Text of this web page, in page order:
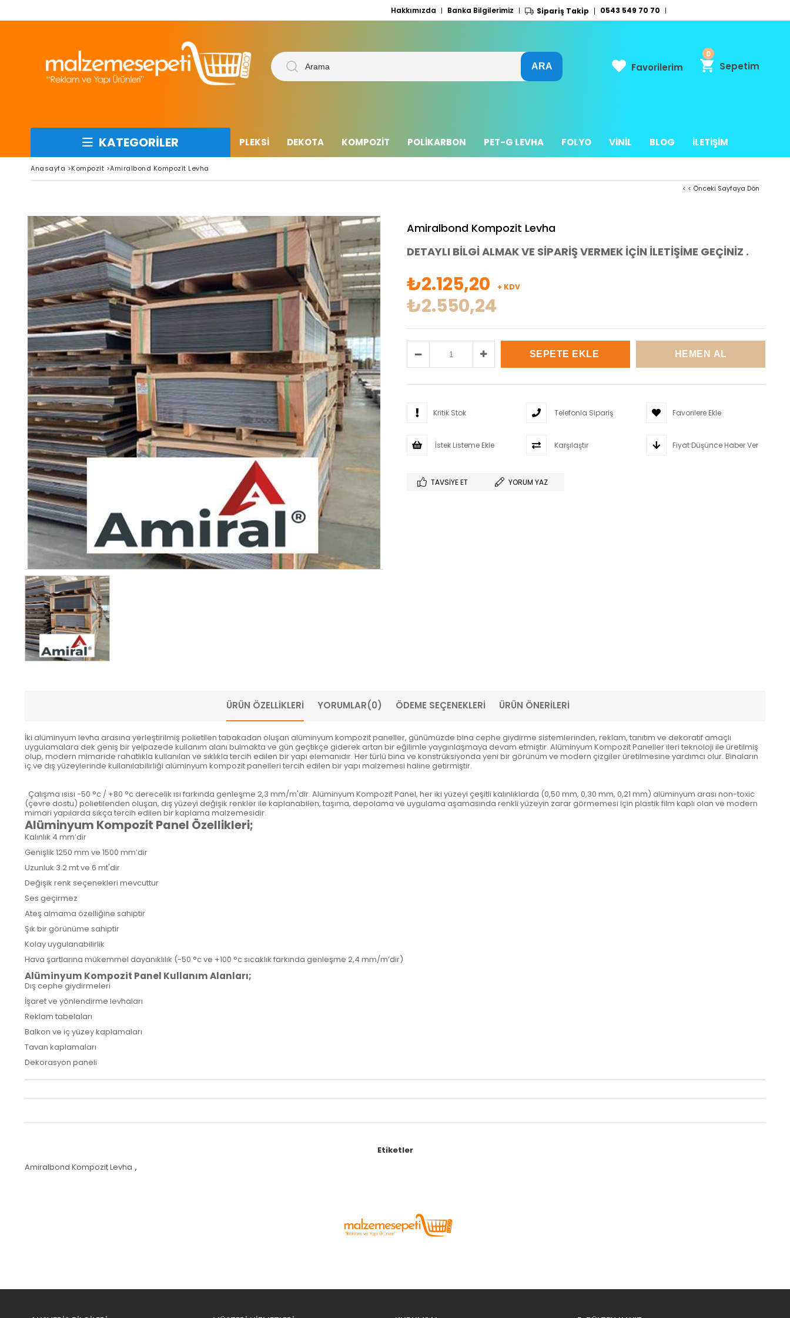
Hakkımızda Banka Bilgilerimiz Sipariş Takip 0543 549 70 70
Sepetim
0
KATEGORİLER PLEKSİ DEKOTA KOMPOZİT POLİKARBON PET-G LEVHA FOLYO VİNİL BLOG İLETİŞİM
Favorilerim
Anasayfa >Kompozit >Amiralbond Kompozit Levha
< < Önceki Sayfaya Dön
Amiralbond Kompozit Levha
DETAYLI BİLGİ ALMAK VE SİPARİŞ VERMEK İÇİN İLETİŞİME GEÇİNİZ .
₺2.125,20 + KDV
₺2.550,24
Kritik Stok Telefonla Sipariş Favorilere Ekle
İstek Listeme Ekle Karşılaştır Fiyat Düşünce Haber Ver
TAVSIYE ET YORUM YAZ
ÜRÜN ÖZELLIKLERI YORUMLAR(0) ÖDEME SEÇENEKLERI ÜRÜN ÖNERILERI
İki alüminyum levha arasına yerleştirilmiş polietilen tabakadan oluşan alüminyum kompozit paneller, günümüzde bina cephe giydirme sistemlerinden, reklam, tanıtım ve dekoratif amaçlı
uygulamalara dek geniş bir yelpazede kullanım alanı bulmakta ve gün geçtikçe giderek artan bir eğilimle yaygınlaşmaya devam etmiştir. Alüminyum Kompozit Paneller ileri teknoloji ile üretilmiş
olup, modern mimaride rahatlıkla kullanılan ve sıklıkla tercih edilen bir yapı elemanıdır. Her türlü bina ve konstrüksiyonda yeni bir görünüm ve modern çizgiler üretilmesine yardımcı olur. Binaların
iç ve dış yüzeylerinde kullanılabilirliği alüminyum kompozit panelleri tercih edilen bir yapı malzemesi haline getirmiştir.
Çalışma ısısı -50 °c / +80 °c derecelik ısı farkında genleşme 2,3 mm/m'dir. Alüminyum Kompozit Panel, her iki yüzeyi çeşitli kalınlıklarda (0,50 mm, 0,30 mm, 0,21 mm) alüminyum arası non-toxic
(çevre dostu) polietilenden oluşan, dış yüzeyi değişik renkler ile kaplanabilen, taşıma, depolama ve uygulama aşamasında renkli yüzeyin zarar görmemesi için plastik film kaplı olan ve modern
mimari yapılarda sıkça tercih edilen bir kaplama malzemesidir.
Alüminyum Kompozit Panel Özellikleri;
Kalınlık 4 mm’dir
Genişlik 1250 mm ve 1500 mm’dir
Uzunluk 3.2 mt ve 6 mt'dir
Değişik renk seçenekleri mevcuttur
Ses geçirmez
Ateş almama özelliğine sahiptir
Şık bir görünüme sahiptir
Kolay uygulanabilirlik
Hava şartlarına mükemmel dayanıklılık (-50 °c ve +100 °c sıcaklık farkında genleşme 2,4 mm/m’dir)
Alüminyum Kompozit Panel Kullanım Alanları;
Dış cephe giydirmeleri
İşaret ve yönlendirme levhaları
Reklam tabelaları
Balkon ve iç yüzey kaplamaları
Tavan kaplamaları
Dekorasyon paneli
Etiketler
Amiralbond Kompozit Levha ,